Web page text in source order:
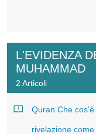
L'EVIDENZA
MUHAMMAD
2 Articoli
Quran Che
rivelazione